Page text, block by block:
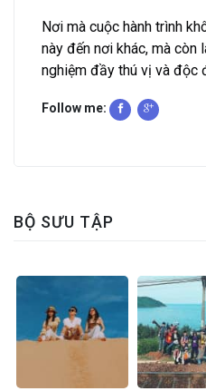
Nơi mà cuộc hành trình
này đến nơi khác, mà
nghiệm đầy thú vị và độc
Follow me:
BỘ SƯU TẬP